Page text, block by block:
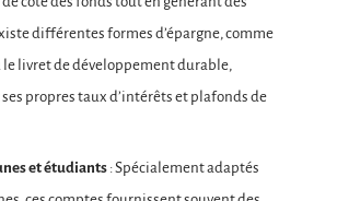
différentes formes d’épargne, comme
le livret de développement durable,
ses propres taux d’intérêts et plafonds de
et étudiants : Spécialement adaptés